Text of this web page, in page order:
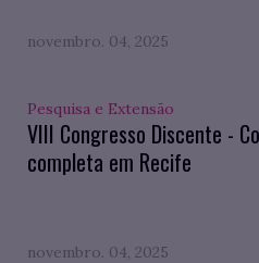
novembro. 04, 2025
Pesquisa e Extensão
VIII Congresso Discente -
completa em Recife
novembro. 04, 2025